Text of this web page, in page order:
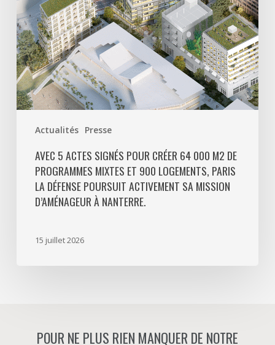
Actualités Presse
m2
de
programmes
mixtes
et
900
logements,
Défense
poursuit
activement
AVEC 5 ACTES SIGNÉS POUR CRÉER 64 000 M2 DE
PROGRAMMES MIXTES ET 900 LOGEMENTS, PARIS
LA DÉFENSE POURSUIT ACTIVEMENT SA MISSION
D’AMÉNAGEUR À NANTERRE.
15 juillet 2026
POUR NE PLUS RIEN MANQUER DE NOTRE